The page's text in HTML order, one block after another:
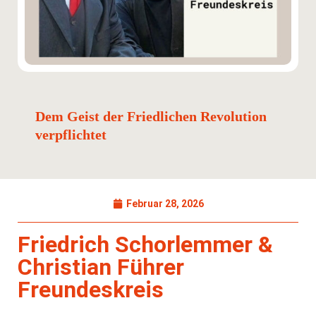
Dem Geist der Friedlichen Revolution
verpflichtet
Februar 28, 2026
Friedrich Schorlemmer &
Christian Führer
Freundeskreis